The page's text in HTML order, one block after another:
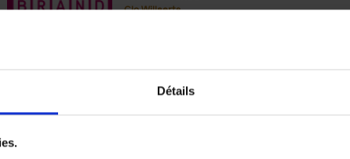
Détails
filter
Clo Willaerts